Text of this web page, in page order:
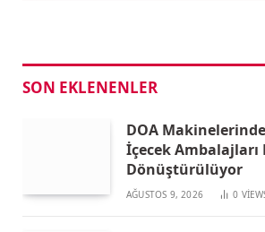
SON EKLENENLER
DOA
İçecek Ambalajları
Dönüştürülüyor
AĞUSTOS 9, 2026 0